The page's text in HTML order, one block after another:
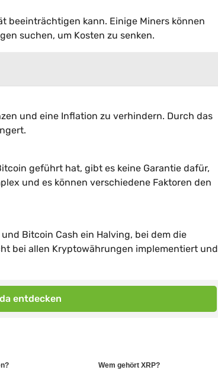
beeinträchtigen kann. Einige Miners können
suchen, um Kosten zu senken.
und eine Inflation zu verhindern. Durch das
geführt hat, gibt es keine Garantie dafür,
und es können verschiedene Faktoren den
Bitcoin Cash ein Halving, bei dem die
bei allen Kryptowährungen implementiert und
entdecken
Wem gehört XRP?